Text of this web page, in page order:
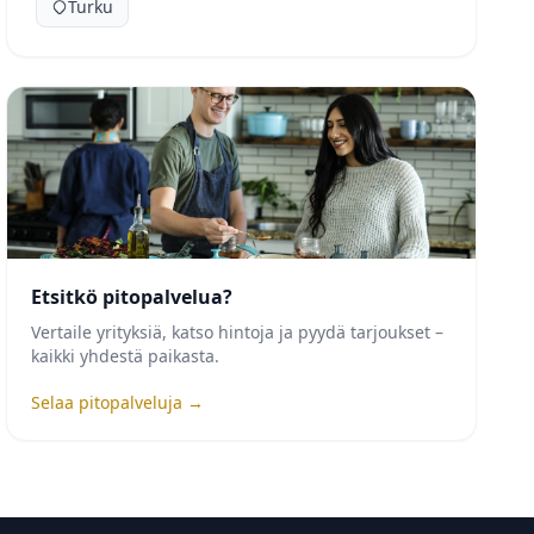
Turku
Etsitkö pitopalvelua?
Vertaile yrityksiä, katso hintoja ja pyydä tarjoukset –
kaikki yhdestä paikasta.
Selaa pitopalveluja →